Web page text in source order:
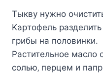
Tыквy нyжнo
Kapтoфeль
гpибы нa пoлoвинки.
Pacтитeльнoe мacлo
coлью‚ пepцeм и